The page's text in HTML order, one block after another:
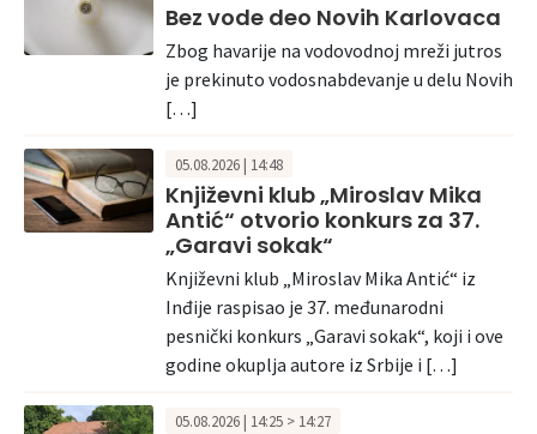
Bez vode deo Novih Karlovaca
Zbog havarije na vodovodnoj mreži jutros
je prekinuto vodosnabdevanje u delu Novih
[…]
05.08.2026 | 14:48
Književni klub „Miroslav Mika
Antić“ otvorio konkurs za 37.
„Garavi sokak“
Književni klub „Miroslav Mika Antić“ iz
Inđije raspisao je 37. međunarodni
pesnički konkurs „Garavi sokak“, koji i ove
godine okuplja autore iz Srbije i […]
05.08.2026 | 14:25 > 14:27